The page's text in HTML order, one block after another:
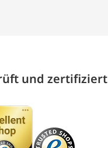
und zertifiziert